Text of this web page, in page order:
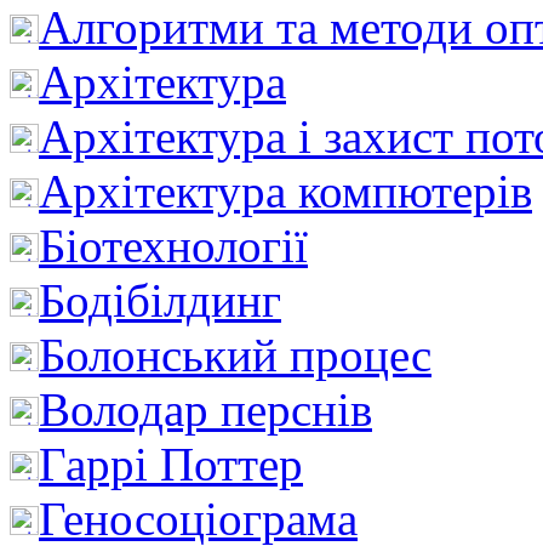
Алгоритми та методи
Архітектура
Архітектура і захист
Архітектура компютерів
Біотехнології
Бодібілдинг
Болонський процес
Володар перснів
Гаррі Поттер
Геносоціограма